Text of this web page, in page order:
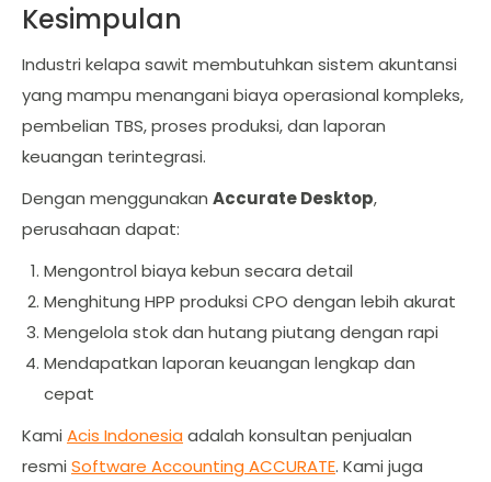
Kesimpulan
Industri kelapa sawit membutuhkan sistem akuntansi
yang mampu menangani biaya operasional kompleks,
pembelian TBS, proses produksi, dan laporan
keuangan terintegrasi.
Dengan menggunakan Accurate Desktop,
perusahaan dapat:
Mengontrol biaya kebun secara detail
Menghitung HPP produksi CPO dengan lebih akurat
Mengelola stok dan hutang piutang dengan rapi
Mendapatkan laporan keuangan lengkap dan
cepat
Kami Acis Indonesia adalah konsultan penjualan
resmi Software Accounting ACCURATE. Kami juga